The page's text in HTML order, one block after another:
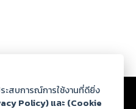
น์โหลด
ะสบการณ์การใช้งานที่ดียิ่ง
Policy) และ (Cookie